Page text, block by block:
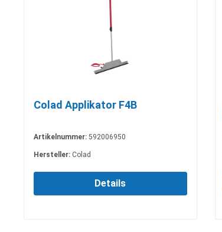
Colad Applikator F4B
Artikelnummer: 592006950
Hersteller: Colad
Details